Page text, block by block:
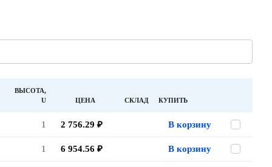
ВЫСОТА,
U
ЦЕНА СКЛАД КУПИТЬ
1 2 756.29 ₽ В корзину
1 6 954.56 ₽ В корзину